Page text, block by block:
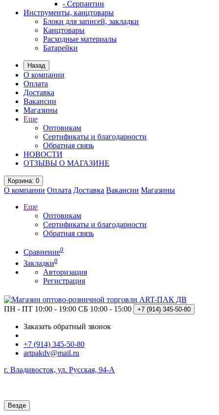
- Серпантин
Инструменты, канцтовары
Блоки для записей, закладки
Канцтовары
Расходные материалы
Батарейки
Назад
О компании
Оплата
Доставка
Вакансии
Магазины
Еще
Оптовикам
Сертификаты и благодарности
Обратная связь
НОВОСТИ
ОТЗЫВЫ О МАГАЗИНЕ
Корзина: 0
О компании Оплата Доставка Вакансии Магазины
Еще
Оптовикам
Сертификаты и благодарности
Обратная связь
Сравнение0
Закладки0
Авторизация
Регистрация
ПН - ПТ 10:00 - 19:00 СБ 10:00 - 15:00 +7 (914) 345-50-80
Заказать обратный звонок
+7 (914) 345-50-80
artpakdv@mail.ru
г. Владивосток, ул. Русская, 94-А
Везде